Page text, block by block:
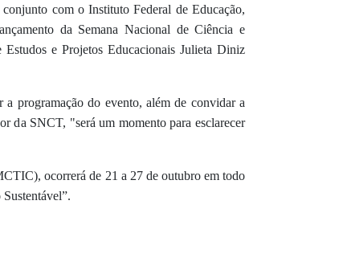
com o Instituto Federal de Educação,
da Semana Nacional de Ciência e
e Projetos Educacionais Julieta Diniz
a programação do evento, além de convidar a
da SNCT, "será um momento para esclarecer
ocorrerá de 21 a 27 de outubro em todo
.